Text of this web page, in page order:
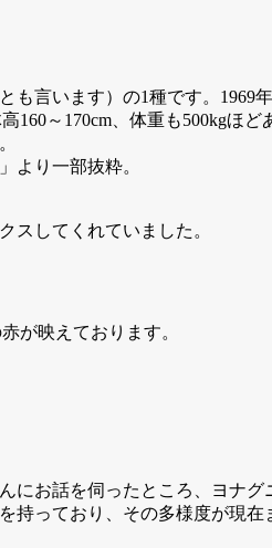
言います）の1種です。1969
～170cm、体重も500kgほ
より一部抜粋。
スしてくれていました。
が映えております。
お話を伺ったところ、ヨナ
っており、その多様度が現